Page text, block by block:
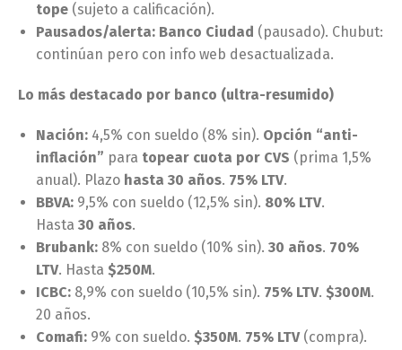
tope (sujeto a calificación).
Pausados/alerta: Banco Ciudad (pausado). Chubut:
continúan pero con info web desactualizada.
Lo más destacado por banco (ultra-resumido)
Nación: 4,5% con sueldo (8% sin). Opción “anti-
inflación” para topear cuota por CVS (prima 1,5%
anual). Plazo hasta 30 años. 75% LTV.
BBVA: 9,5% con sueldo (12,5% sin). 80% LTV.
Hasta 30 años.
Brubank: 8% con sueldo (10% sin). 30 años. 70%
LTV. Hasta $250M.
ICBC: 8,9% con sueldo (10,5% sin). 75% LTV. $300M.
20 años.
Comafi: 9% con sueldo. $350M. 75% LTV(compra).